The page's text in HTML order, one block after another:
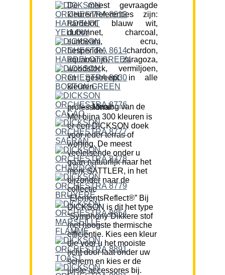
De meest gevraagde
kleuren/referenties zijn:
hardelot, blauw wit,
dubonnet, charcoal,
sunbeam, ecru,
hesperide, chardon,
aquamarijn, zaragoza,
woodstock, vermiljoen,
en gestreept in alle
kleuren.
Mening van de professional:
Met bijna 300 kleuren is
er een DICKSON doek
voor ieder terras of
woning. De meest
veeleisende onder u
gaan natuurlijk naar het
merk SATTLER, in het
bijzonder naar de
collectie
“ElementsReflect®” Bij
DICKSON is dit het type
“Symphony”Dikkere stof
met hoogste thermische
efficiëntie. Kies een kleur
die voor u het mooiste
licht door laat onder uw
scherm en kies er de
juiste accessores bij.